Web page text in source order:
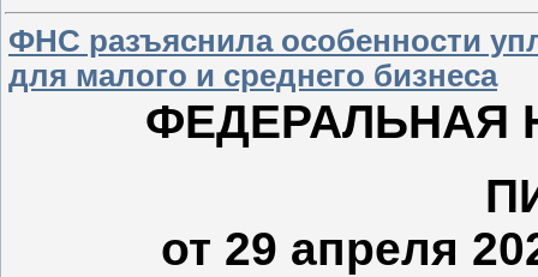
ФНС разъяснила особенности
для малого и среднего бизнеса
ФЕДЕРАЛЬНАЯ
от 29 апреля